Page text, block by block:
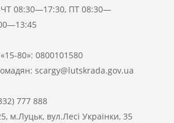
ЧТ 08:30—17:30, ПТ 08:30—
80»: 0800101580
scargy@lutskrada.gov.ua
777 888
м.Луцьк, вул.Лесі Українки, 35